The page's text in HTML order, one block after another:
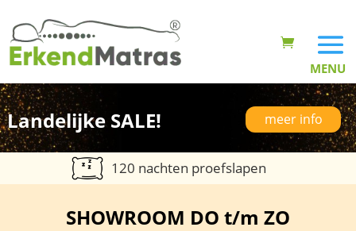
Landelijke SALE! meer info
120 nachten proefslapen
SHOWROOM DO t/m ZO